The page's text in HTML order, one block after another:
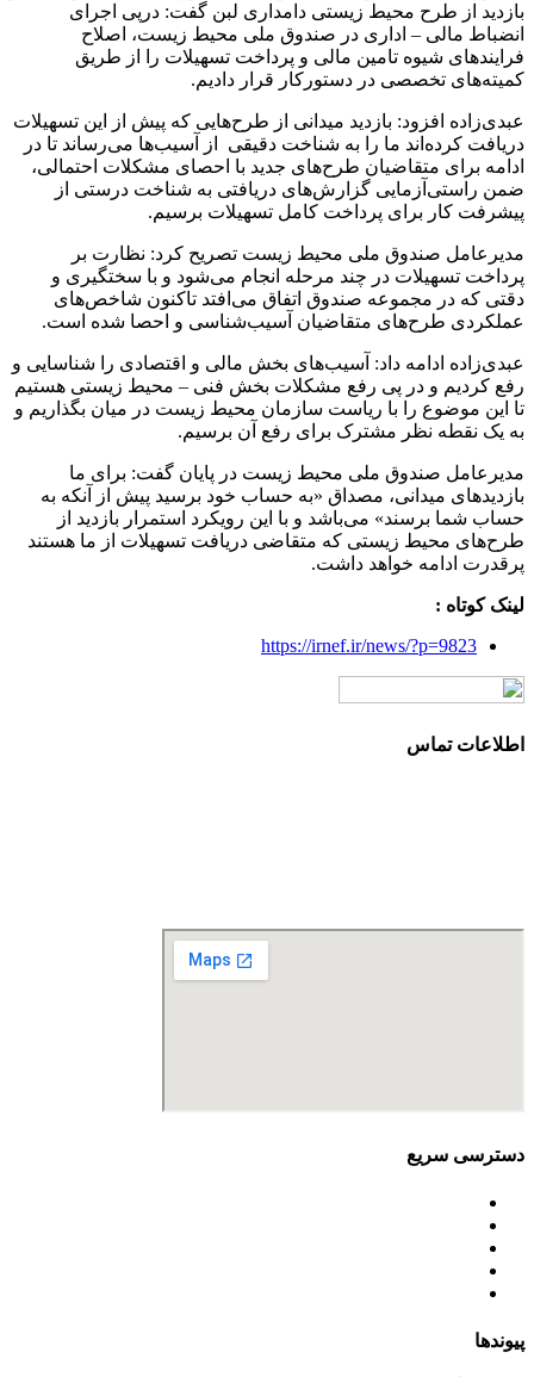
بازدید از طرح محیط زیستی دامداری لبن گفت: درپی اجرای
انضباط مالی – اداری در صندوق ملی محیط زیست، اصلاح
فرایندهای شیوه تامین مالی و پرداخت تسهیلات را از طریق
کمیته‌های تخصصی در دستورکار قرار دادیم.
عبدی‌زاده افزود: بازدید میدانی از طرح‌هایی که پیش از این تسهیلات
دریافت کرده‌اند ما را به شناخت دقیقی از آسیب‌ها می‌رساند تا در
ادامه برای متقاضیان طرح‌های جدید با احصای مشکلات احتمالی،
ضمن راستی‌آزمایی گزارش‌های دریافتی به شناخت درستی از
پیشرفت کار برای پرداخت کامل تسهیلات برسیم.
مدیرعامل صندوق ملی محیط زیست تصریح کرد: نظارت بر
پرداخت تسهیلات در چند مرحله انجام می‌شود و با سختگیری و
دقتی که در مجموعه صندوق اتفاق می‌افتد تاکنون شاخص‌های
عملکردی طرح‌های متقاضیان آسیب‌شناسی و احصا شده است.
عبدی‌زاده ادامه داد: آسیب‌های بخش مالی و اقتصادی را شناسایی و
رفع کردیم و در پی رفع مشکلات بخش فنی – محیط زیستی هستیم
تا این موضوع را با ریاست سازمان محیط زیست در میان بگذاریم و
به یک نقطه نظر مشترک برای رفع آن برسیم.
مدیرعامل صندوق ملی محیط زیست در پایان گفت: برای ما
بازدیدهای میدانی، مصداق «به حساب خود برسید پیش از آنکه به
حساب شما برسند» می‌باشد و با این رویکرد استمرار بازدید از
طرح‌‎های محیط زیستی که متقاضی دریافت تسهیلات از ما هستند
پرقدرت ادامه خواهد داشت.
لینک کوتاه :
https://irnef.ir/news/?p=9823
اطلاعات تماس
دسترسی سریع
پیوندها